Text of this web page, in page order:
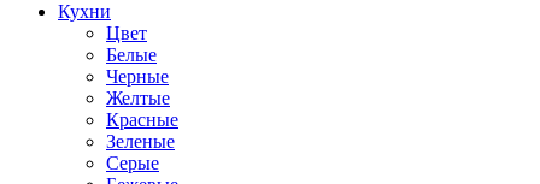
Кухни
Цвет
Белые
Черные
Желтые
Красные
Зеленые
Серые